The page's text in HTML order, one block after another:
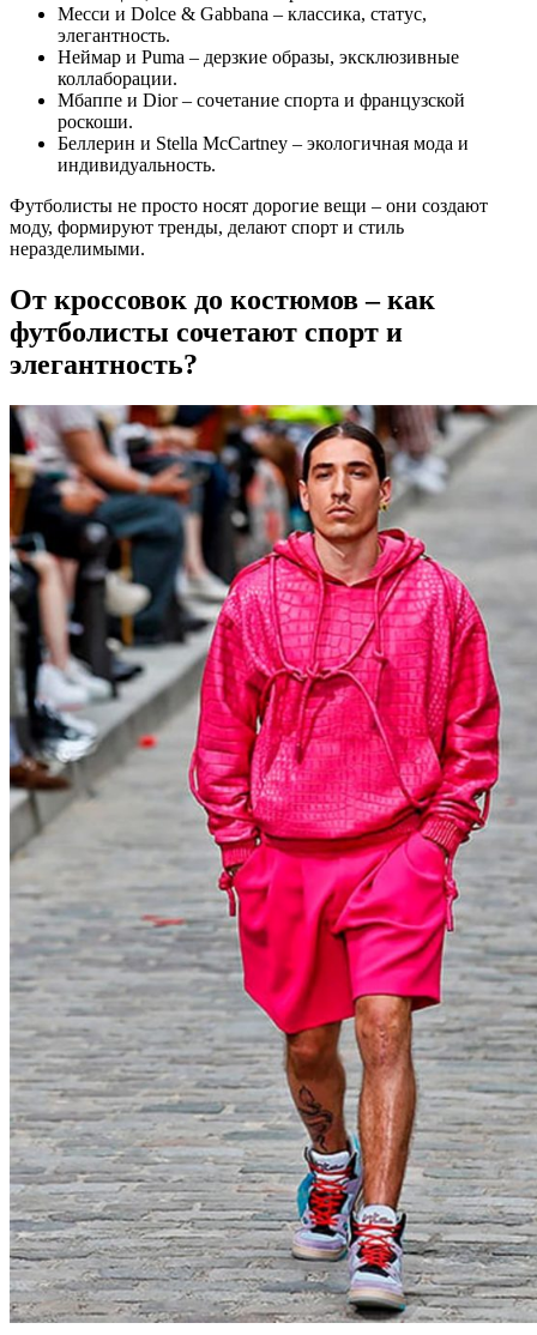
Месси и Dolce & Gabbana – классика, статус,
элегантность.
Неймар и Puma – дерзкие образы, эксклюзивные
коллаборации.
Мбаппе и Dior – сочетание спорта и французской
роскоши.
Беллерин и Stella McCartney – экологичная мода и
индивидуальность.
Футболисты не просто носят дорогие вещи – они создают
моду, формируют тренды, делают спорт и стиль
неразделимыми.
От кроссовок до костюмов – как
футболисты сочетают спорт и
элегантность?